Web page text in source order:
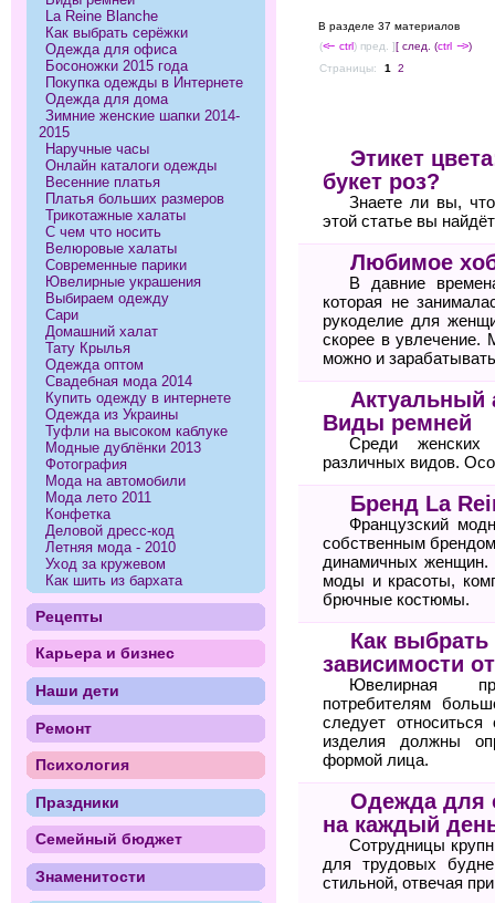
В разделе 37 материалов
(<-- ctrl) пред. ][ след. (ctrl --> )
Страницы:
1 2
Этикет
букет роз?
Знаете ли вы,
этой статье вы
Любимое
В давние
которая не
рукоделие для
скорее в увлечение.
можно и
Актуальный
Виды ремней
Среди женских
различных видов.
Бренд La
Французский
собственным
динамичных женщин.
моды и красоты,
брючные костюмы.
Как
зависимости
Ювелирная
потребителям
следует
изделия должны
формой лица.
Одежда для
на каждый
Сотрудницы
для трудовых
стильной, отвечая
La Reine Blanche
Как выбрать серёжки
Одежда для офиса
Босоножки 2015 года
Покупка одежды в Интернете
Одежда для дома
Зимние женские шапки 2014-
2015
Наручные часы
Онлайн каталоги одежды
Весенние платья
Платья больших размеров
Трикотажные халаты
С чем что носить
Велюровые халаты
Современные парики
Ювелирные украшения
Выбираем одежду
Сари
Домашний халат
Тату Крылья
Одежда оптом
Свадебная мода 2014
Купить одежду в интернете
Одежда из Украины
Туфли на высоком каблуке
Модные дублёнки 2013
Фотография
Мода на автомобили
Мода лето 2011
Конфетка
Деловой дресс-код
Летняя мода - 2010
Уход за кружевом
Как шить из бархата
Рецепты
Карьера и бизнес
Наши дети
Ремонт
Психология
Праздники
Семейный бюджет
Знаменитости